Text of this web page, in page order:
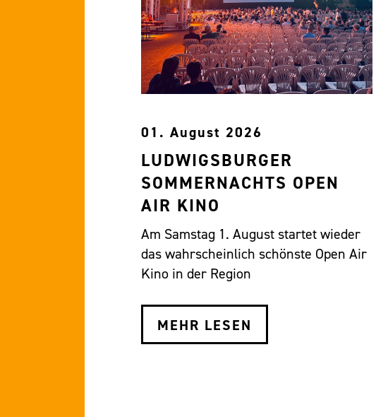
01. August 2026
LUDWIGSBURGER
SOMMERNACHTS OPEN
AIR KINO
Am Samstag 1. August startet wieder
das wahrscheinlich schönste Open Air
Kino in der Region
MEHR LESEN